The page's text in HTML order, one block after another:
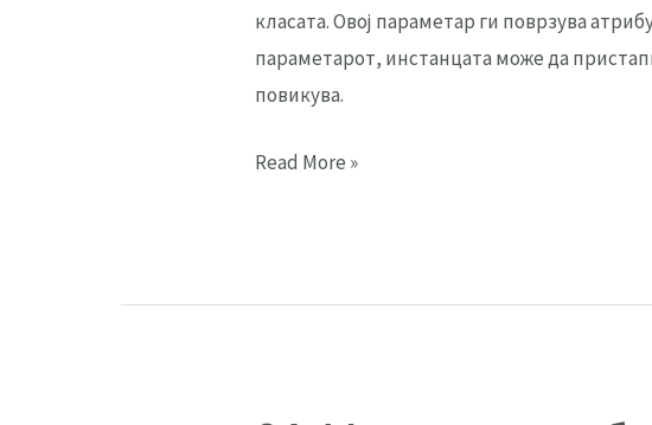
класата. Овој параметар ги поврзува
параметарот, инстанцата може да
повикува.
03:
Read More »